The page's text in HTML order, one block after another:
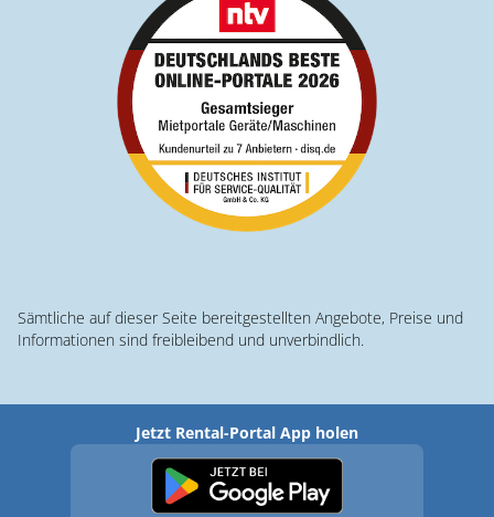
Sämtliche auf dieser Seite bereitgestellten Angebote, Preise und
Informationen sind freibleibend und unverbindlich.
Jetzt Rental-Portal App holen